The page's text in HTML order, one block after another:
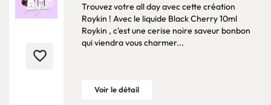
favorite_border
Trouvez votre all day avec cette création
Roykin ! Avec le liquide Black Cherry 10ml
Roykin , c'est une cerise noire saveur bonbon
qui viendra vous charmer...
Voir le détail